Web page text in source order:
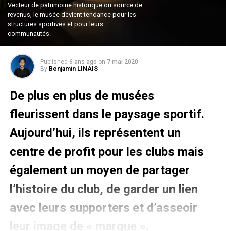
Vecteur de patrimoine historique ou source de
revenus, le musée devient tendance pour les
structures sportives et pour leurs
communautés.
Published 6 ans ago on 7 mai 2020
By Benjamin LINAIS
De plus en plus de musées
fleurissent dans le paysage sportif.
Aujourd’hui, ils représentent un
centre de profit pour les clubs mais
également un moyen de partager
l’histoire du club, de garder un lien
avec leurs supporters et d’asseoir